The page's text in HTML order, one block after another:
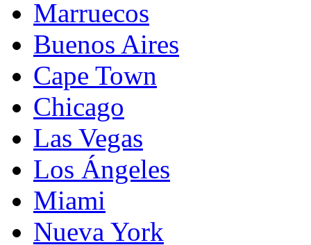
Marruecos
Buenos Aires
Cape Town
Chicago
Las Vegas
Los Ángeles
Miami
Nueva York